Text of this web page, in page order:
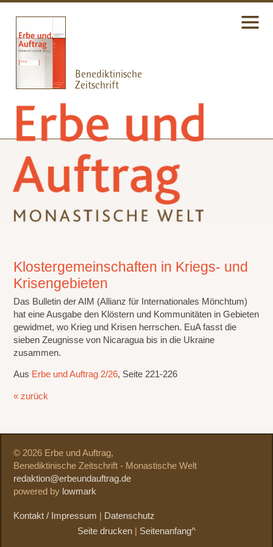
Klostergemeinschaften in Kriegs- und
Krisengebieten
Das Bulletin der AIM (Allianz für Internationales Mönchtum)
hat eine Ausgabe den Klöstern und Kommunitäten in Gebieten
gewidmet, wo Krieg und Krisen herrschen. EuA fasst die
sieben Zeugnisse von Nicaragua bis in die Ukraine
zusammen.
Aus Erbe und Auftrag 2/26, Seite 221-226
« zurück
© 2026 Erbe und Auftrag,
Benediktinische Zeitschrift - Monastische Welt
redaktion@erbeundauftrag.de
powered by lowmark
Kontakt / Impressum | Datenschutz
Seite drucken | Seitenanfang^